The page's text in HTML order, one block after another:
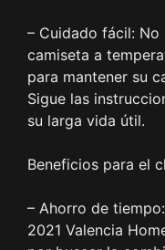
– Cuidado fácil: No
camiseta a
para mantener su
Sigue las
su larga vida útil.
Beneficios para el
– Ahorro de
2021 Valencia